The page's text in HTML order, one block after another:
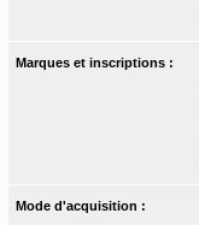
Marques et inscriptions :
Mode d'acquisition :